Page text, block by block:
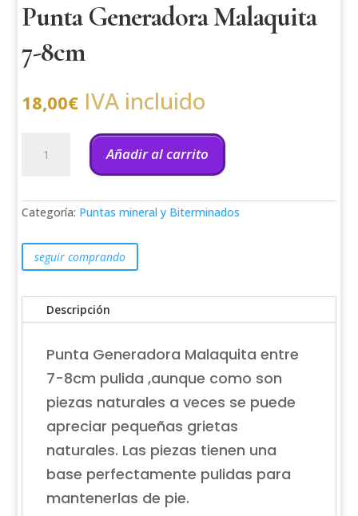
Punta Generadora Malaquita
7-8cm
18,00€ IVA incluido
Generadora
Malaquita
cantidad
Añadir al carrito
Categoría: Puntas mineral y Biterminados
seguir comprando
Descripción
Punta Generadora Malaquita entre
7-8cm pulida ,aunque como son
piezas naturales a veces se puede
apreciar pequeñas grietas
naturales. Las piezas tienen una
base perfectamente pulidas para
mantenerlas de pie.